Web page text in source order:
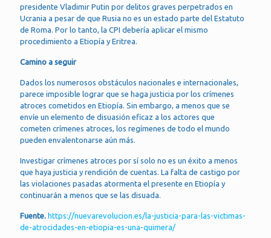
presidente Vladimir Putin por delitos graves perpetrados en
Ucrania a pesar de que Rusia no es un estado parte del Estatuto
de Roma. Por lo tanto, la CPI debería aplicar el mismo
procedimiento a Etiopía y Eritrea.
Camino a seguir
Dados los numerosos obstáculos nacionales e internacionales,
parece imposible lograr que se haga justicia por los crímenes
atroces cometidos en Etiopía. Sin embargo, a menos que se
envíe un elemento de disuasión eficaz a los actores que
cometen crímenes atroces, los regímenes de todo el mundo
pueden envalentonarse aún más.
Investigar crímenes atroces por sí solo no es un éxito a menos
que haya justicia y rendición de cuentas. La falta de castigo por
las violaciones pasadas atormenta el presente en Etiopía y
continuarán a menos que se las disuada.
Fuente. https://nuevarevolucion.es/la-justicia-para-las-victimas-
de-atrocidades-en-etiopia-es-una-quimera/